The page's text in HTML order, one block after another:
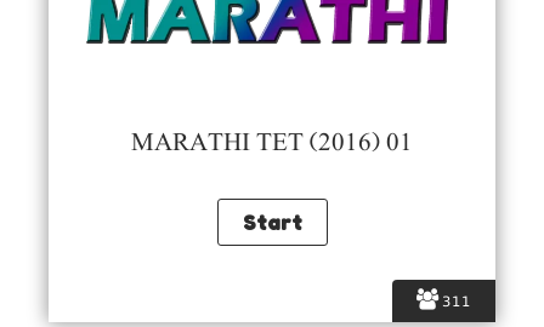
311
MARATHI TET (2016) 01